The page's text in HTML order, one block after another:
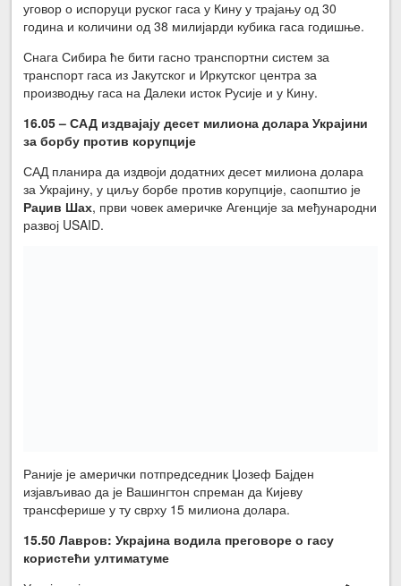
уговор о испоруци руског гаса у Кину у трајању од 30
година и количини од 38 милијарди кубика гаса годишње.
Снага Сибира ће бити гасно транспортни систем за
транспорт гаса из Јакутског и Иркутског центра за
производњу гаса на Далеки исток Русије и у Кину.
16.05 – САД издвајају десет милиона долара Украјини
за борбу против корупције
САД планира да издвоји додатних десет милиона долара
за Украјину, у циљу борбе против корупције, саопштио је
Раџив Шах, први човек америчке Агенције за међународни
развој USAID.
Раније је амерички потпредседник Џозеф Бајден
изјављивао да је Вашингтон спреман да Кијеву
трансферише у ту сврху 15 милиона долара.
15.50 Лавров: Украјина водила преговоре о гасу
користећи ултиматуме